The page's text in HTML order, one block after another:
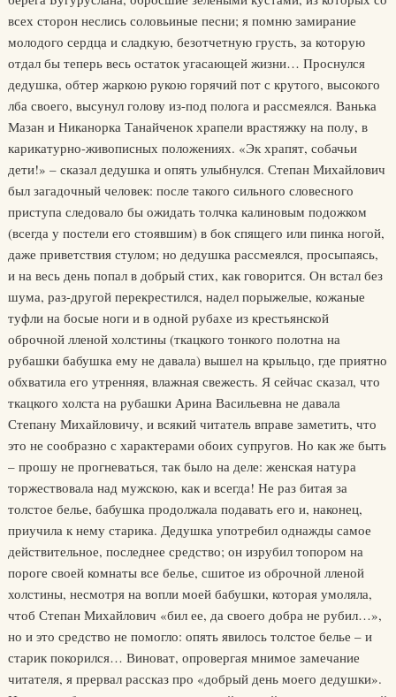
всех сторон неслись соловьиные песни; я помню замирание
молодого сердца и сладкую, безотчетную грусть, за которую
отдал бы теперь весь остаток угасающей жизни… Проснулся
дедушка, обтер жаркою рукою горячий пот с крутого, высокого
лба своего, высунул голову из-под полога и рассмеялся. Ванька
Мазан и Никанорка Танайченок храпели врастяжку на полу, в
карикатурно-живописных положениях. «Эк храпят, собачьи
дети!» – сказал дедушка и опять улыбнулся. Степан Михайлович
был загадочный человек: после такого сильного словесного
приступа следовало бы ожидать толчка калиновым подожком
(всегда у постели его стоявшим) в бок спящего или пинка ногой,
даже приветствия стулом; но дедушка рассмеялся, просыпаясь,
и на весь день попал в добрый стих, как говорится. Он встал без
шума, раз-другой перекрестился, надел порыжелые, кожаные
туфли на босые ноги и в одной рубахе из крестьянской
оброчной лленой холстины (ткацкого тонкого полотна на
рубашки бабушка ему не давала) вышел на крыльцо, где приятно
обхватила его утренняя, влажная свежесть. Я сейчас сказал, что
ткацкого холста на рубашки Арина Васильевна не давала
Степану Михайловичу, и всякий читатель вправе заметить, что
это не сообразно с характерами обоих супругов. Но как же быть
– прошу не прогневаться, так было на деле: женская натура
торжествовала над мужскою, как и всегда! Не раз битая за
толстое белье, бабушка продолжала подавать его и, наконец,
приучила к нему старика. Дедушка употребил однажды самое
действительное, последнее средство; он изрубил топором на
пороге своей комнаты все белье, сшитое из оброчной лленой
холстины, несмотря на вопли моей бабушки, которая умоляла,
чтоб Степан Михайлович «бил ее, да своего добра не рубил…»,
но и это средство не помогло: опять явилось толстое белье – и
старик покорился… Виноват, опровергая мнимое замечание
читателя, я прервал рассказ про «добрый день моего дедушки».